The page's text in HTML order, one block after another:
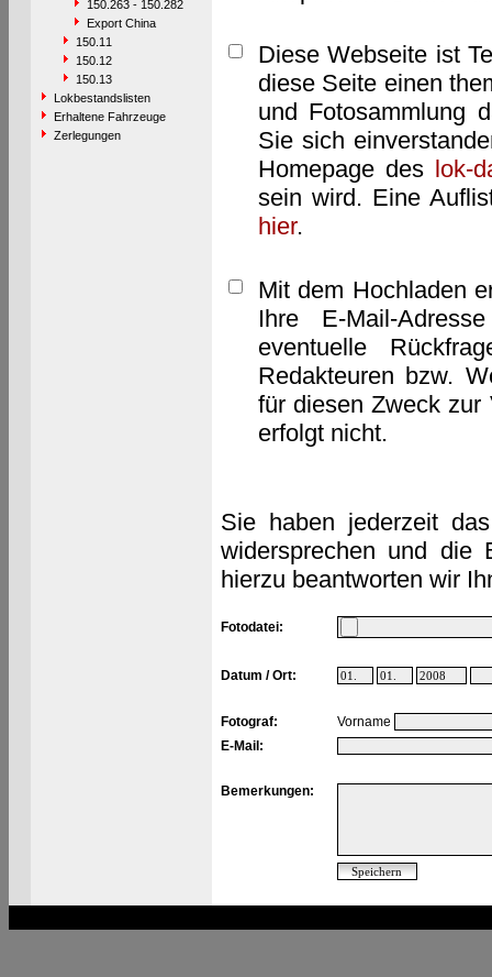
150.263 - 150.282
Export China
150.11
150.12
150.13
Lokbestandslisten
Erhaltene Fahrzeuge
Zerlegungen
Diese Webseite ist
diese Seite einen
und Fotosammlung
Sie sich
Homepage des lok-
sein wird. Eine
hier.
Mit dem Hochladen
Ihre E-Mail-
eventuelle
Redakteuren bzw.
für diesen Zweck zur
erfolgt nicht.
Sie haben jederzeit
widersprechen und die
hierzu beantworten wir
Fotodatei:
Datum / Ort:
Fotograf:
Vorname
E-Mail:
Bemerkungen: